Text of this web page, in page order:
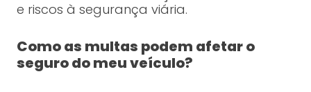
e riscos à segurança viária.
Como as multas podem afetar o
seguro do meu veículo?